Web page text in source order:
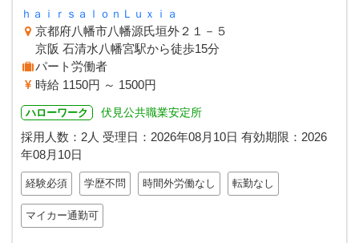
ｈａｉｒｓａｌｏｎＬｕｘｉａ
京都府八幡市八幡源氏垣外２１－５
京阪 石清水八幡宮駅から徒歩15分
パート労働者
時給 1150円 ～ 1500円
ハローワーク 伏見公共職業安定所
採用人数：2人 受理日： 2026年08月10日 有効期限： 2026
年08月10日
経験必須 学歴不問 時間外労働なし 転勤なし
マイカー通勤可